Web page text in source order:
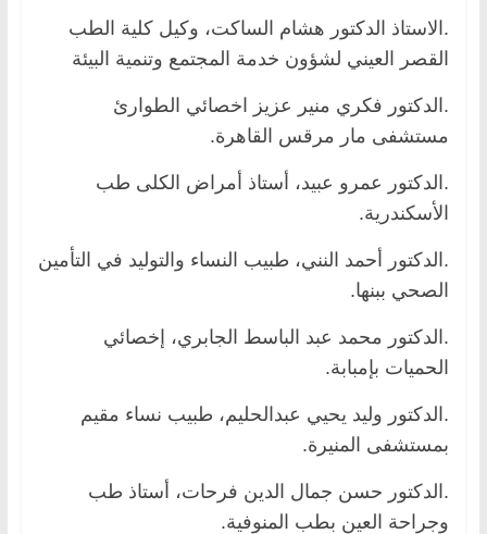
.الاستاذ الدكتور هشام الساكت، وكيل كلية الطب
القصر العيني لشؤون خدمة المجتمع وتنمية البيئة
.الدكتور فكري منير عزيز اخصائي الطوارئ
مستشفى مار مرقس القاهرة.
.الدكتور عمرو عبيد، أستاذ أمراض الكلى طب
الأسكندرية.
.الدكتور أحمد النني، طبيب النساء والتوليد في التأمين
الصحي ببنها.
.الدكتور محمد عبد الباسط الجابري، إخصائي
الحميات بإمبابة.
.الدكتور وليد يحيي عبدالحليم، طبيب نساء مقيم
بمستشفى المنيرة.
.الدكتور حسن جمال الدين فرحات، أستاذ طب
وجراحة العين بطب المنوفية.